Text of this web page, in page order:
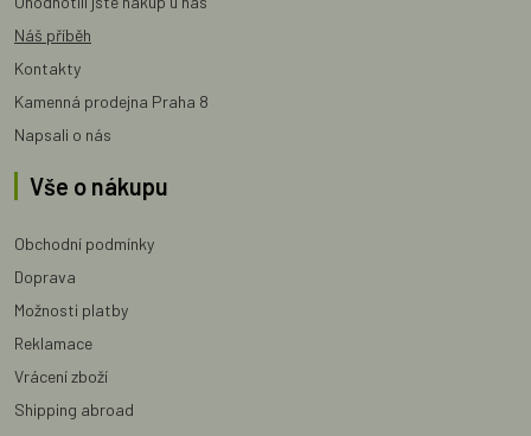
Náš příběh
Kontakty
Kamenná prodejna Praha 8
Napsali o nás
Vše o nákupu
Obchodní podmínky
Doprava
Možnosti platby
Reklamace
Vrácení zboží
Shipping abroad